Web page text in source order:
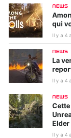
NEWS
qui
Il y a 4
NEWS
La
Il y a 4
NEWS
Elder
Il y a 4